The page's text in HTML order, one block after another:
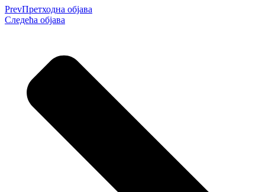
PrevПретходна објава
Следећа објава